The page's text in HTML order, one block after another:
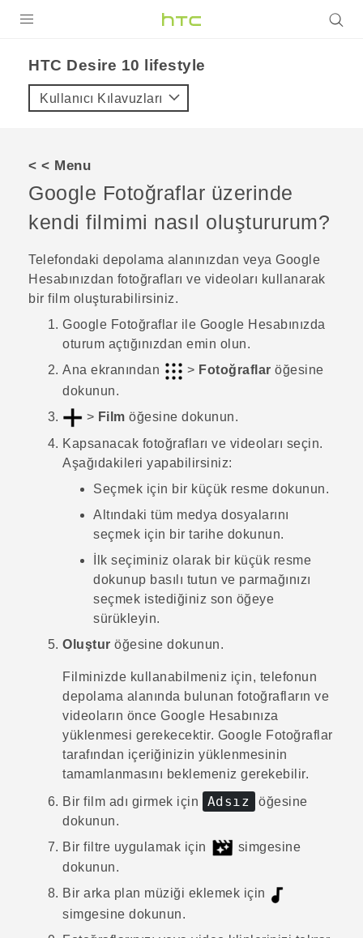
VIVE
VIVERSE
DESTEK
HTC Desire 10 lifestyle‎
Kullanıcı Kılavuzları
< < Menu
Google Fotoğraflar üzerinde
kendi filmimi nasıl oluştururum?
Telefondaki depolama alanınızdan veya Google
Hesabınızdan fotoğrafları ve videoları kullanarak
bir film oluşturabilirsiniz.
Google Fotoğraflar ile Google Hesabınızda
oturum açtığınızdan emin olun.
Ana ekranından
> Fotoğraflar öğesine
dokunun.
> Film öğesine dokunun.
Kapsanacak fotoğrafları ve videoları seçin.
Aşağıdakileri yapabilirsiniz:
Seçmek için bir küçük resme dokunun.
Altındaki tüm medya dosyalarını
seçmek için bir tarihe dokunun.
İlk seçiminiz olarak bir küçük resme
dokunup basılı tutun ve parmağınızı
seçmek istediğiniz son öğeye
sürükleyin.
Oluştur öğesine dokunun.
Filminizde kullanabilmeniz için, telefonun
depolama alanında bulunan fotoğrafların ve
videoların önce Google Hesabınıza
yüklenmesi gerekecektir. Google Fotoğraflar
tarafından içeriğinizin yüklenmesinin
tamamlanmasını beklemeniz gerekebilir.
Bir film adı girmek için
Adsız
öğesine
dokunun.
Bir filtre uygulamak için
simgesine
dokunun.
Bir arka plan müziği eklemek için
simgesine dokunun.